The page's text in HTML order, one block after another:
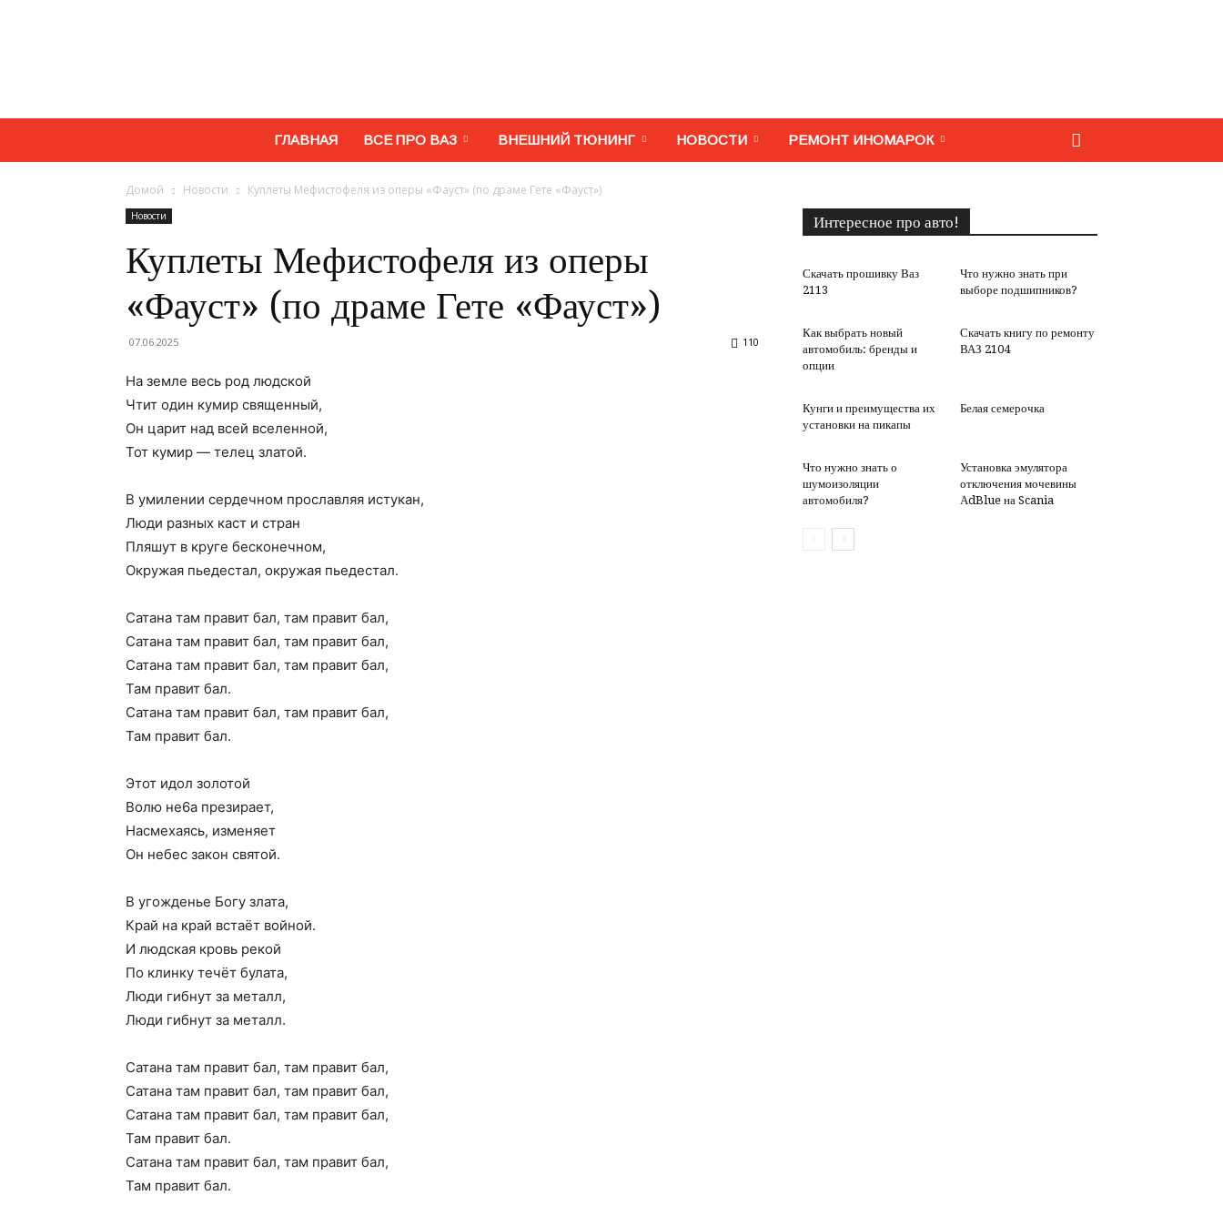
МегаВАЗ.
ГЛАВНАЯ ВСЕ ПРО ВАЗ ВНЕШНИЙ ТЮНИНГ НОВОСТИ РЕМОНТ ИНОМАРОК
Домой Новости Куплеты Мефистофеля из оперы «Фауст» (по драме Гете «Фауст»)
Новости
Куплеты Мефистофеля из оперы
«Фауст» (по драме Гете «Фауст»)
07.06.2025 110
На земле весь род людской
Чтит один кумир священный,
Он царит над всей вселенной,
Тот кумир — телец златой.
В умилении сердечном прославляя истукан,
Люди разных каст и стран
Пляшут в круге бесконечном,
Окружая пьедестал, окружая пьедестал.
Сатана там правит бал, там правит бал,
Сатана там правит бал, там правит бал,
Сатана там правит бал, там правит бал,
Там правит бал.
Сатана там правит бал, там правит бал,
Там правит бал.
Этот идол золотой
Волю не6а презирает,
Насмехаясь, изменяет
Он небес закон святой.
В угожденье Богу злата,
Край на край встаёт войной.
И людская кровь рекой
По клинку течёт булата,
Люди гибнут за металл,
Люди гибнут за металл.
Сатана там правит бал, там правит бал,
Сатана там правит бал, там правит бал,
Сатана там правит бал, там правит бал,
Там правит бал.
Сатана там правит бал, там правит бал,
Там правит бал.
Интересное про авто!
Скачать прошивку Ваз
2113
Что нужно знать при
выборе подшипников?
Как выбрать новый
автомобиль: бренды и
опции
Скачать книгу по ремонту
ВАЗ 2104
Кунги и преимущества их
установки на пикапы
Белая семерочка
Что нужно знать о
шумоизоляции
автомобиля?
Установка эмулятора
отключения мочевины
АdBlue на Scania